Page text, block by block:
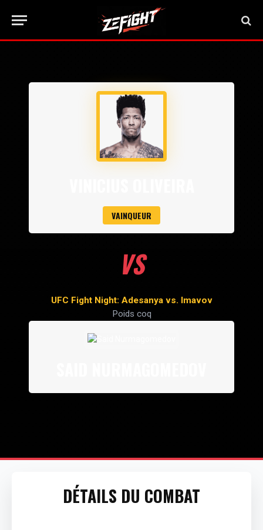
VAINQUEUR
VS
UFC Fight Night: Adesanya vs. Imavov
Poids coq
DÉTAILS DU COMBAT